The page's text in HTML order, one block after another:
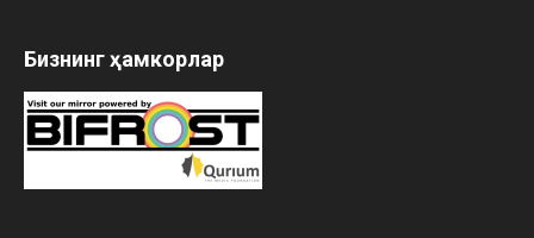
Бизнинг ҳамкорлар